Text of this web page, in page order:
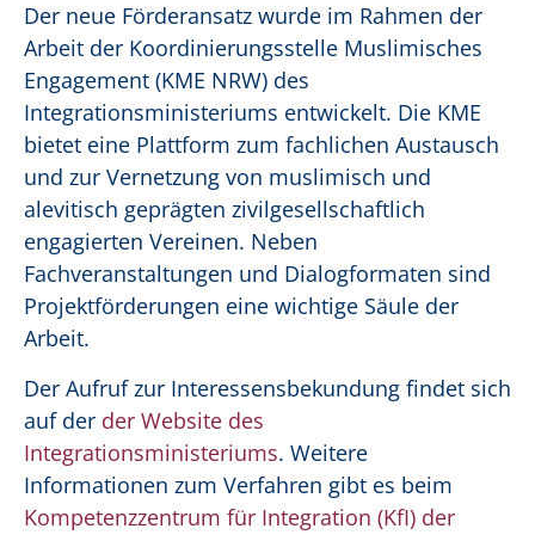
Der neue Förderansatz wurde im Rahmen der
Arbeit der Koordinierungsstelle Muslimisches
Engagement (KME NRW) des
Integrationsministeriums entwickelt. Die KME
bietet eine Plattform zum fachlichen Austausch
und zur Vernetzung von muslimisch und
alevitisch geprägten zivilgesellschaftlich
engagierten Vereinen. Neben
Fachveranstaltungen und Dialogformaten sind
Projektförderungen eine wichtige Säule der
Arbeit.
Der Aufruf zur Interessensbekundung findet sich
auf der der Website des
Integrationsministeriums. Weitere
Informationen zum Verfahren gibt es beim
Kompetenzzentrum für Integration (KfI) der